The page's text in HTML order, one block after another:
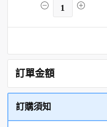
1
訂單金額
訂購須知